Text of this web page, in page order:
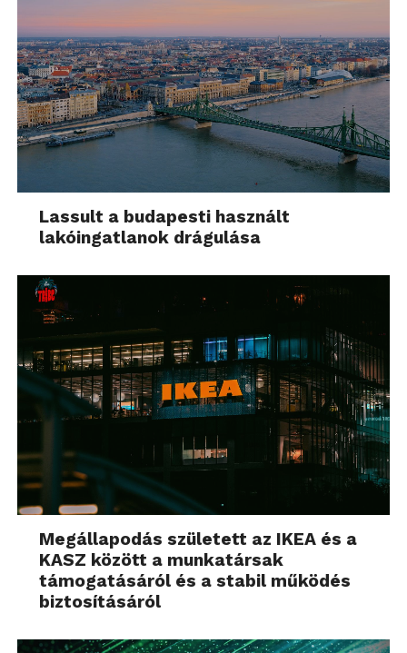
Lassult a budapesti használt
lakóingatlanok drágulása
Megállapodás született az IKEA és a
KASZ között a munkatársak
támogatásáról és a stabil működés
biztosításáról